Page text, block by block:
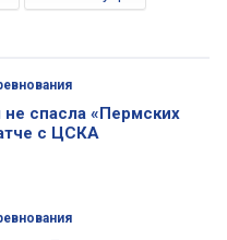
не спасла «Пермских
с ЦСКА